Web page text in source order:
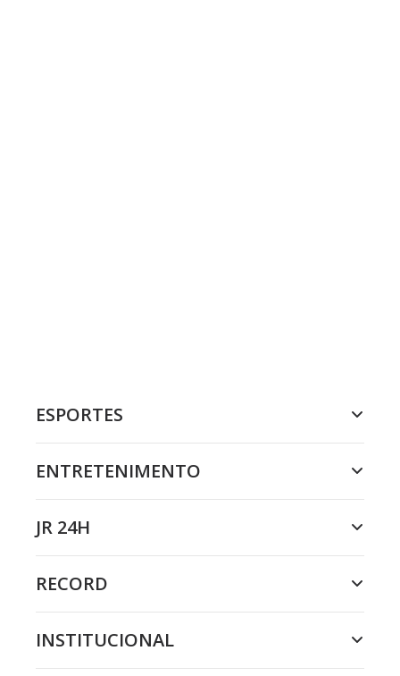
ESPORTES
ENTRETENIMENTO
JR 24H
RECORD
INSTITUCIONAL